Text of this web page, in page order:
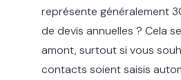
représente généralement
de devis annuelles ? Cela
amont, surtout si vous
contacts soient saisis